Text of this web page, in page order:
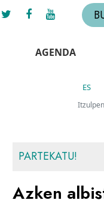
AGENDA
ES
PARTEKATU!
Azken